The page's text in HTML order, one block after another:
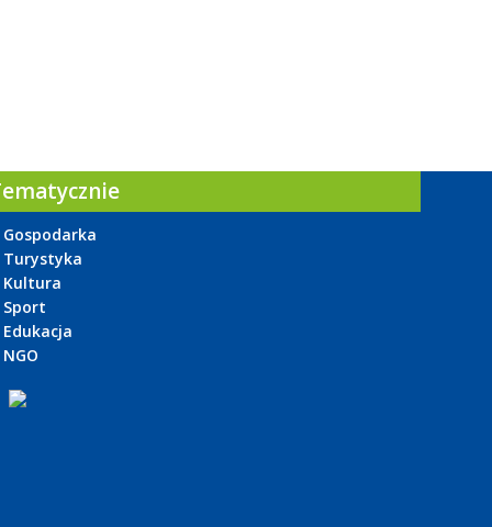
Gospodarka
Turystyka
Kultura
Sport
Edukacja
NGO